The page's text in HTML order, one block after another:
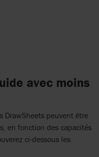
avec moins
DrawSheets peuvent être
en fonction des capacités
ci-dessous les